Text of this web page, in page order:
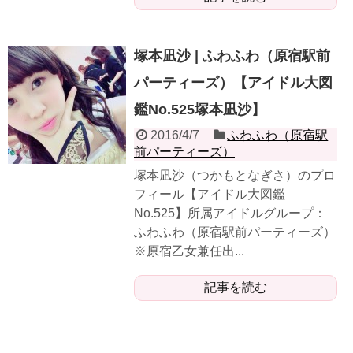
塚本凪沙 | ふわふわ（原宿駅前
パーティーズ）【アイドル大図
鑑No.525塚本凪沙】
2016/4/7
ふわふわ（原宿駅
前パーティーズ）
塚本凪沙（つかもとなぎさ）のプロ
フィール【アイドル大図鑑
No.525】所属アイドルグループ：
ふわふわ（原宿駅前パーティーズ）
※原宿乙女兼任出...
記事を読む